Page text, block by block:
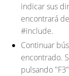
indicar sus
encontrará
#include.
Continuar
encontrado.
pulsando